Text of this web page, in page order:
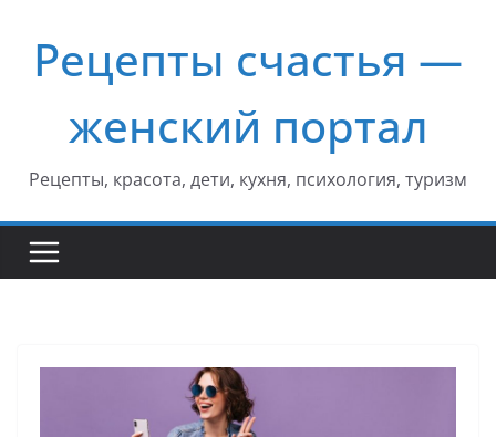
содержимому
Рецепты счастья —
женский портал
Рецепты, красота, дети, кухня, психология, туризм